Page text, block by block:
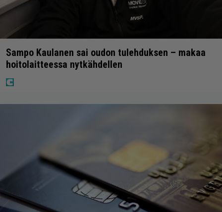
Sampo Kaulanen sai oudon tulehduksen – makaa
hoitolaitteessa nytkähdellen